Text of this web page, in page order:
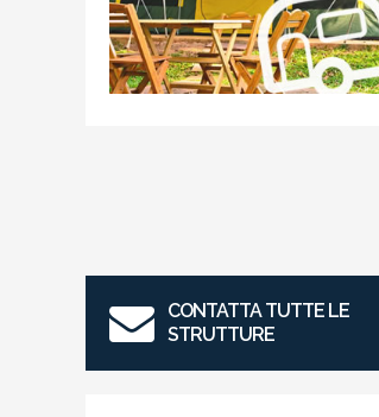
CONTATTA TUTTE LE
STRUTTURE